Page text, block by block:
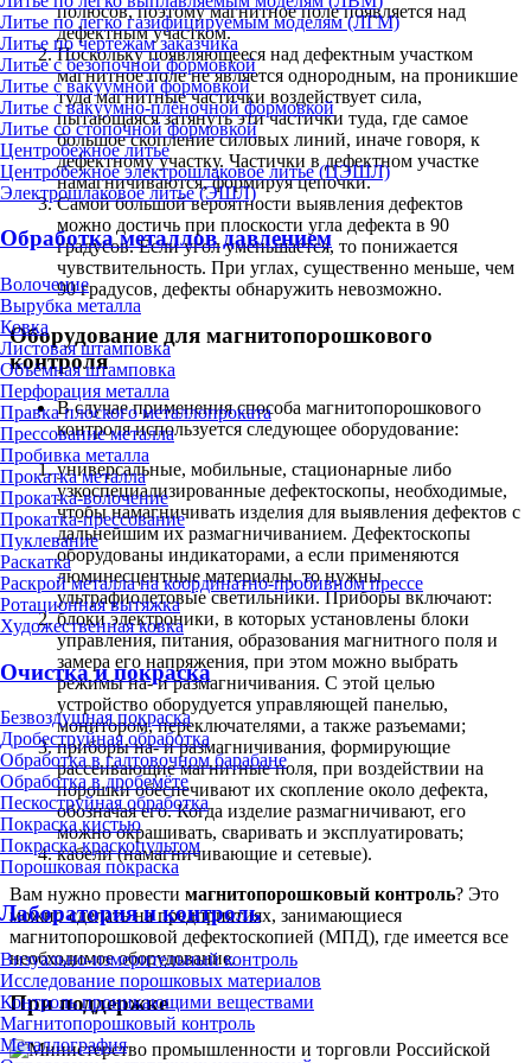
Литье по легко газифицируемым моделям (ЛГМ)
Литье по чертежам заказчика
Литье с безопочной формовкой
Литье с вакуумной формовкой
Литье с вакуумно-плёночной формовкой
Литье со стопочной формовкой
Центробежное литье
Центробежное электрошлаковое литье (ЦЭШЛ)
Электрошлаковое литье (ЭШЛ)
Обработка металлов давлением
Волочение
Вырубка металла
Ковка
Листовая штамповка
Объёмная штамповка
Перфорация металла
Правка плоского металлопроката
Прессование металла
Пробивка металла
Прокатка металла
Прокатка-волочение
Прокатка-прессование
Пуклевание
Раскатка
Раскрой металла на координатно-пробивном прессе
Ротационная вытяжка
Художественная ковка
Очистка и покраска
Безвоздушная покраска
Дробеструйная обработка
Обработка в галтовочном барабане
Обработка в дробемёте
Пескоструйная обработка
Покраска кистью
Покраска краскопультом
Порошковая покраска
Лаборатория и контроль
Визуально-измерительный контроль
Исследование порошковых материалов
Контроль проникающими веществами
Магнитопорошковый контроль
Металлография
полюсов, поэтому магнитное поле появляется над
дефектным участком.
Поскольку появляющееся над дефектным участком
магнитное поле не является однородным, на проникшие
туда магнитные частички воздействует сила,
пытающаяся затянуть эти частички туда, где самое
большое скопление силовых линий, иначе говоря, к
дефектному участку. Частички в дефектном участке
намагничиваются, формируя цепочки.
Самой большой вероятности выявления дефектов
можно достичь при плоскости угла дефекта в 90
градусов. Если угол уменьшается, то понижается
чувствительность. При углах, существенно меньше, чем
90 градусов, дефекты обнаружить невозможно.
Оборудование для магнитопорошкового
контроля
В случае применения способа магнитопорошкового
контроля используется следующее оборудование:
универсальные, мобильные, стационарные либо
узкоспециализированные дефектоскопы, необходимые,
чтобы намагничивать изделия для выявления дефектов с
дальнейшим их размагничиванием. Дефектоскопы
оборудованы индикаторами, а если применяются
люминесцентные материалы, то нужны
ультрафиолетовые светильники. Приборы включают:
блоки электроники, в которых установлены блоки
управления, питания, образования магнитного поля и
замера его напряжения, при этом можно выбрать
режимы на- и размагничивания. С этой целью
устройство оборудуется управляющей панелью,
монитором, переключателями, а также разъемами;
приборы на- и размагничивания, формирующие
рассеивающие магнитные поля, при воздействии на
порошки обеспечивают их скопление около дефекта,
обозначая его. Когда изделие размагничивают, его
можно окрашивать, сваривать и эксплуатировать;
кабели (намагничивающие и сетевые).
Вам нужно провести магнитопорошковый контроль? Это
можно сделать на предприятиях, занимающиеся
магнитопорошковой дефектоскопией (МПД), где имеется все
необходимое оборудование.
При поддержке